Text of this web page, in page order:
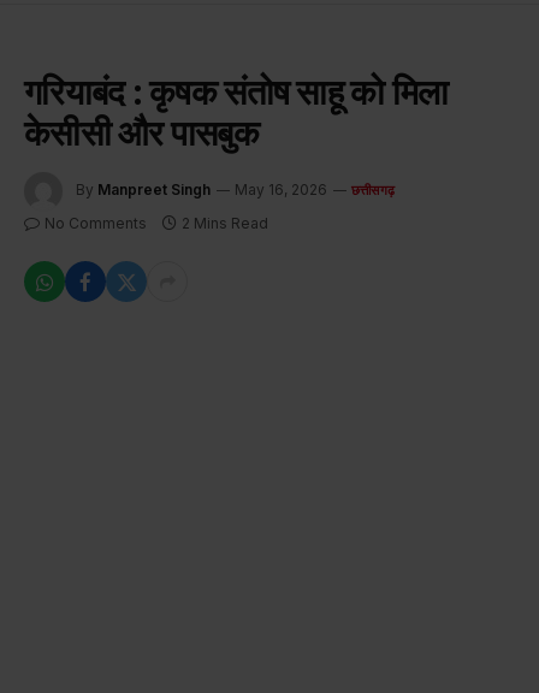
गरियाबंद : कृषक संतोष साहू को मिला
केसीसी और पासबुक
By Manpreet Singh May 16, 2026 छत्तीसगढ़
No Comments 2 Mins Read